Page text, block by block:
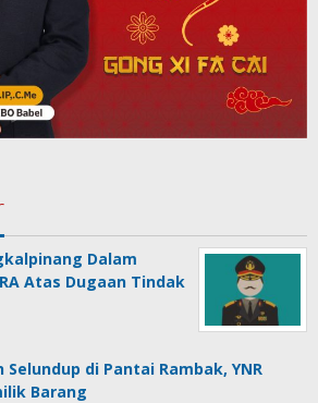
Dalam
Atas Dugaan Tindak
di Pantai Rambak, YNR
Barang